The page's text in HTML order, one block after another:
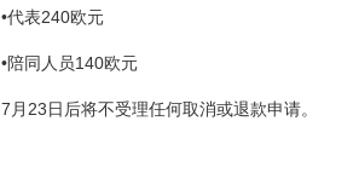
•代表240欧元
•陪同人员140欧元
7月23日后将不受理任何取消或退款申请。